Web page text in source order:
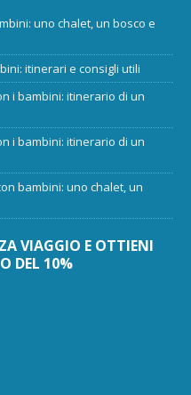
uno chalet, un bosco e
itinerari e consigli utili
i bambini: itinerario di un
i bambini: itinerario di un
bambini: uno chalet, un
VIAGGIO E OTTIENI
DEL 10%